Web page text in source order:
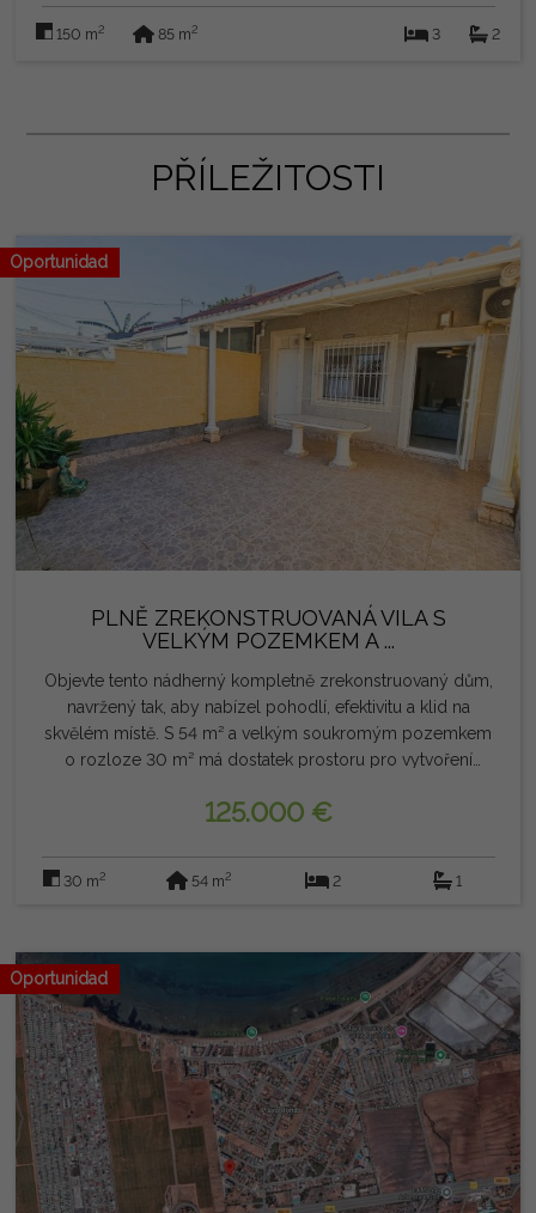
150 m2 85 m2 3 2
PŘÍLEŽITOSTI
Oportunidad
PLNĚ ZREKONSTRUOVANÁ VILA S
VELKÝM POZEMKEM A ...
Objevte tento nádherný kompletně zrekonstruovaný dům,
navržený tak, aby nabízel pohodlí, efektivitu a klid na
skvělém místě. S 54 m² a velkým soukromým pozemkem
o rozloze 30 m² má dostatek prostoru pro vytvoření
soukromého bazénu. Pozemek, orientovaný na východ, si
kompletně zrekonstruován kvalitními materiály, včetně
izolovaných stěn sádrokartonem, vysokých stropů,
Pokud jde o pohodlí a bezpečnost, má pancéřované
tříbodové zavírací dveře, kameru s připojením k Wi-Fi,
špičkovou klimatizaci s topným a studeným čerpadlem,
nastavitelné osvětlení a stropní ventilátory. Kuchyně je plně
vybavena spotřebiči, včetně myčky, pračky, sušičky a
bojleru, připravená k nastěhování od prvního dne. Venku
vyniká jeho velký pozemek, kompletně vybavený novým
plotem a vstupní brankou, ideální pro užívání
středomořského klimatu, venkovní setkání nebo vytvoření
osobního prostoru pro odpočinek. Nachází se v klidné
125.000 €
30 m2 54 m2 2 1
Oportunidad